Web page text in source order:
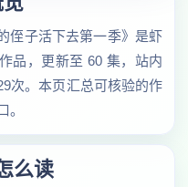
侄子活下去第一季》是虾
品，更新至 60 集，站内
次。本页汇总可核验的作
。
么读